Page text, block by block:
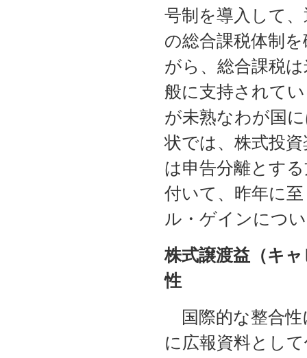
号制を導入して
の総合課税体制
がら、総合課税
般に支持されて
が未熟なわが国
状では、株式投
は申告分離とす
付いて、昨年に
ル・ゲインにつ
株式譲渡益（キ
性
国際的な整合性
に広報資料とし